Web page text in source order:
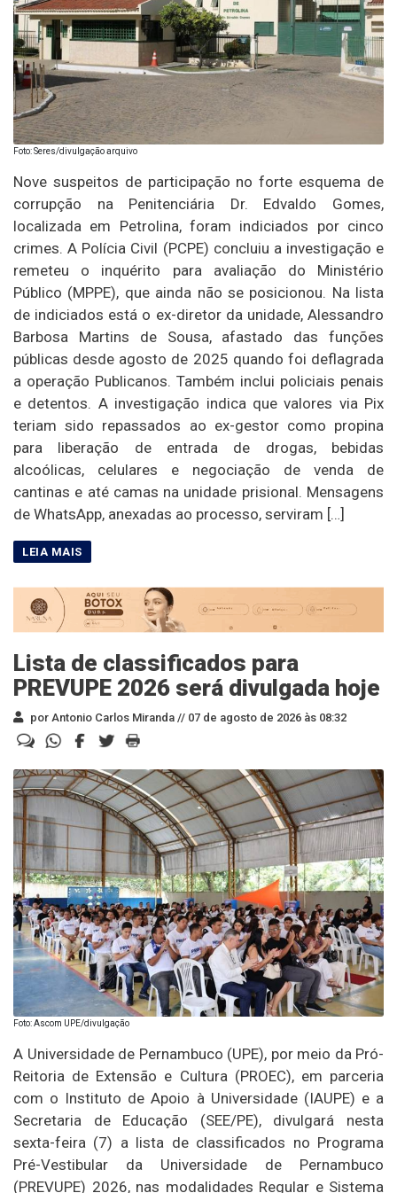
Foto: Seres/divulgação arquivo
Nove suspeitos de participação no forte esquema de
corrupção na Penitenciária Dr. Edvaldo Gomes,
localizada em Petrolina, foram indiciados por cinco
crimes. A Polícia Civil (PCPE) concluiu a investigação e
remeteu o inquérito para avaliação do Ministério
Público (MPPE), que ainda não se posicionou. Na lista
de indiciados está o ex-diretor da unidade, Alessandro
Barbosa Martins de Sousa, afastado das funções
públicas desde agosto de 2025 quando foi deflagrada
a operação Publicanos. Também inclui policiais penais
e detentos. A investigação indica que valores via Pix
teriam sido repassados ao ex-gestor como propina
para liberação de entrada de drogas, bebidas
alcoólicas, celulares e negociação de venda de
cantinas e até camas na unidade prisional. Mensagens
de WhatsApp, anexadas ao processo, serviram […]
Lista de classificados para
PREVUPE 2026 será divulgada hoje
por Antonio Carlos Miranda // 07 de agosto de 2026 às 08:32
Foto: Ascom UPE/divulgação
A Universidade de Pernambuco (UPE), por meio da Pró-
Reitoria de Extensão e Cultura (PROEC), em parceria
com o Instituto de Apoio à Universidade (IAUPE) e a
Secretaria de Educação (SEE/PE), divulgará nesta
sexta-feira (7) a lista de classificados no Programa
Pré-Vestibular da Universidade de Pernambuco
(PREVUPE) 2026, nas modalidades Regular e Sistema